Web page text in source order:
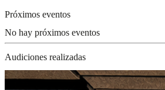
Próximos eventos
No hay próximos eventos
Audiciones realizadas